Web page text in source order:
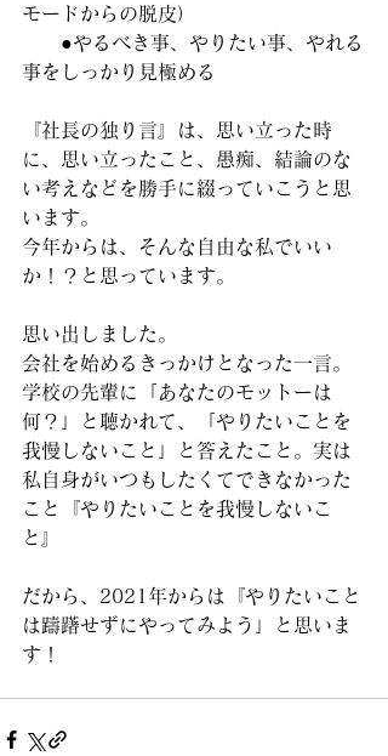
モードからの脱皮）
●やるべき事、やりたい事、やれる
事をしっかり見極める
『社長の独り言』は、思い立った時
に、思い立ったこと、愚痴、結論のな
い考えなどを勝手に綴っていこうと思
います。
今年からは、そんな自由な私でいい
か！？と思っています。
思い出しました。
会社を始めるきっかけとなった一言。
学校の先輩に「あなたのモットーは
何？」と聴かれて、「やりたいことを
我慢しないこと」と答えたこと。実は
私自身がいつもしたくてできなかった
こと『やりたいことを我慢しないこ
と』
だから、2021年からは『やりたいこと
は躊躇せずにやってみよう」と思いま
す！